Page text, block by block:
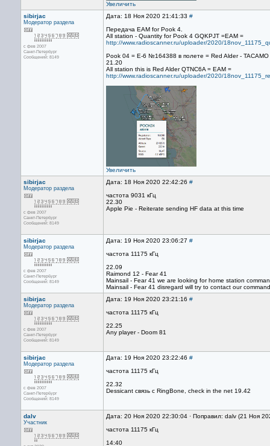
Увеличить
sibirjac
Модератор раздела
с фев 2007
Санкт-Петербург
Сообщений: 8149
Дата: 18 Ноя 2020 21:41:33 #
Передача EAM for Pook 4.
All station - Quantity for Pook 4 GQKPJT =EAM =
http://www.radioscanner.ru/uploader/2020/
Pook 04 = E-6 №164388 в полете = Red Alder - TACAMO
21.20
All station this is Red Alder QTNC6A = EAM =
http://www.radioscanner.ru/uploader/2020/
Увеличить
sibirjac
Модератор раздела
с фев 2007
Санкт-Петербург
Сообщений: 8149
Дата: 18 Ноя 2020 22:42:26 #
частота 9031 кГц
22.30
Apple Pie - Reiterate sending HF data at this time
sibirjac
Модератор раздела
с фев 2007
Санкт-Петербург
Сообщений: 8149
Дата: 19 Ноя 2020 23:06:27 #
частота 11175 кГц
22.09
Raimond 12 - Fear 41
Mainsail - Fear 41 we are looking for home station
Mainsail - Fear 41 disregard will try to contact our
sibirjac
Модератор раздела
с фев 2007
Санкт-Петербург
Сообщений: 8149
Дата: 19 Ноя 2020 23:21:16 #
частота 11175 кГц
22.25
Any player - Doom 81
sibirjac
Модератор раздела
с фев 2007
Санкт-Петербург
Сообщений: 8149
Дата: 19 Ноя 2020 23:22:46 #
частота 11175 кГц
22.32
Dessicant связь с RingBone, check in the net 19.42
dalv
Участник
Дата: 20 Ноя 2020 22:30:04 · Поправил: dalv (21 Ноя
частота 11175 кГц
14:40